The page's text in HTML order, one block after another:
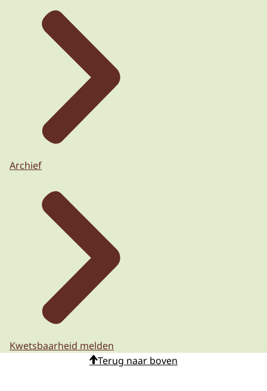
Archief
Kwetsbaarheid melden
Terug naar boven